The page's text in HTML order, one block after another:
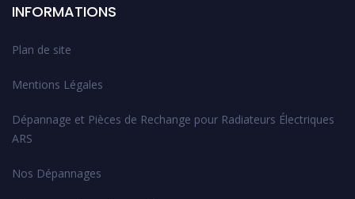
INFORMATIONS
Plan de site
Mentions Légales
Dépannage et Pièces de Rechange pour Radiateurs Électriques
ARS
Nos Dépannages